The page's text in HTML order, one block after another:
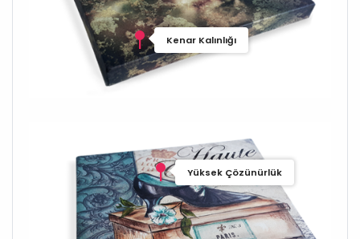
Kenar Kalınlığı
Yüksek Çözünürlük